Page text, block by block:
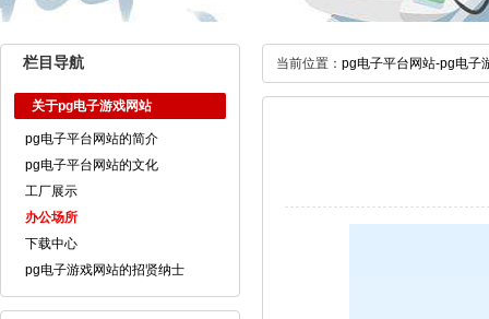
栏目导航
关于pg电子游戏网站
pg电子平台网站的简介
pg电子平台网站的文化
工厂展示
办公场所
下载中心
pg电子游戏网站的招贤纳士
当前位置： pg电子平台网站-pg电子